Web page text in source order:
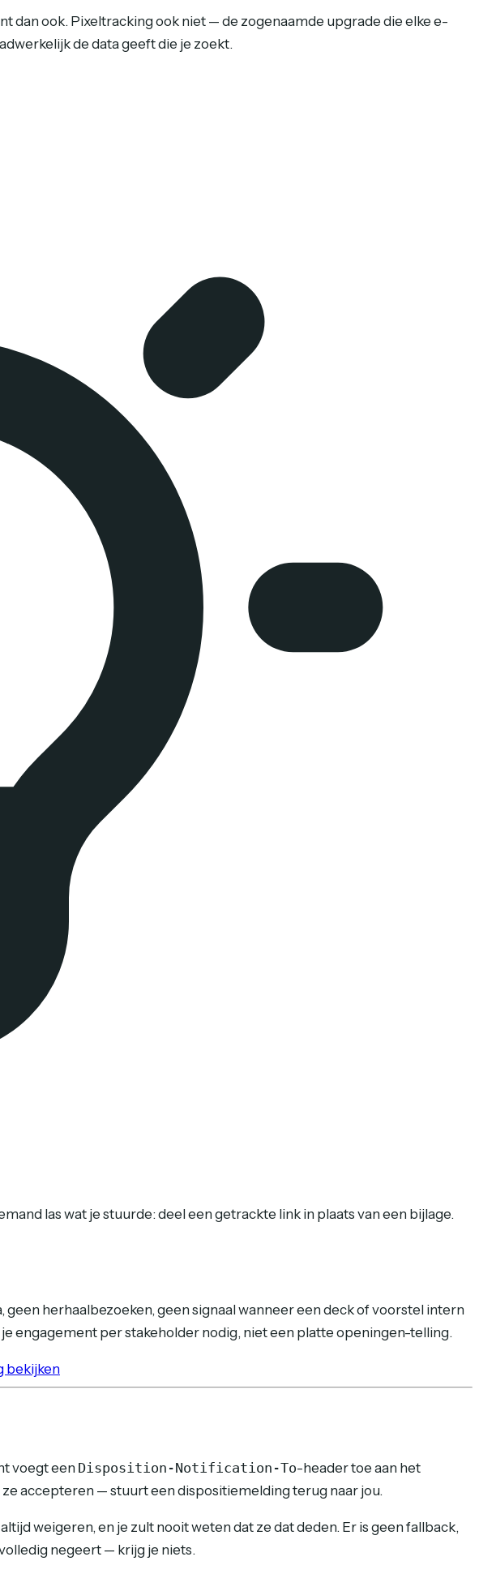
ook. Pixeltracking ook niet — de zogenaamde upgrade die elke e-
de data geeft die je zoekt.
las wat je stuurde: deel een getrackte link in plaats van een bijlage.
herhaalbezoeken, geen signaal wanneer een deck of voorstel intern
engagement per stakeholder nodig, niet een platte openingen-telling.
bekijken
voegt een Disposition-Notification-To-header toe aan het
accepteren — stuurt een dispositiemelding terug naar jou.
weigeren, en je zult nooit weten dat ze dat deden. Er is geen fallback,
negeert — krijg je niets.